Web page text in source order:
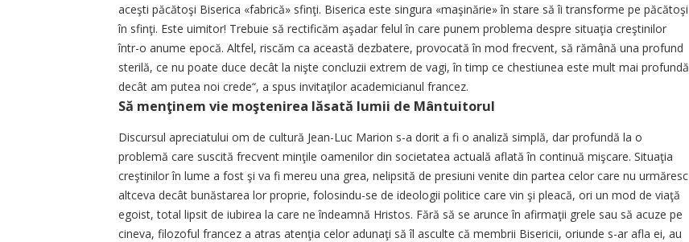
aceşti păcătoşi Biserica «fabrică» sfinţi. Biserica este singura «maşinărie» în stare să îi transforme pe păcătoşi
în sfinţi. Este uimitor! Trebuie să rectificăm aşadar felul în care punem problema despre situaţia creştinilor
într-o anume epocă. Altfel, riscăm ca această dezbatere, provocată în mod frecvent, să rămână una profund
sterilă, ce nu poate duce decât la nişte concluzii extrem de vagi, în timp ce chestiunea este mult mai profundă
decât am putea noi crede“, a spus invitaţilor academicianul francez.
Să menţinem vie moştenirea lăsată lumii de Mântuitorul
Discursul apreciatului om de cultură Jean-Luc Marion s-a dorit a fi o analiză simplă, dar profundă la o
problemă care suscită frecvent minţile oamenilor din societatea actuală aflată în continuă mişcare. Situaţia
creştinilor în lume a fost şi va fi mereu una grea, nelipsită de presiuni venite din partea celor care nu urmăresc
altceva decât bunăstarea lor proprie, folosindu-se de ideologii politice care vin şi pleacă, ori un mod de viaţă
egoist, total lipsit de iubirea la care ne îndeamnă Hristos. Fără să se arunce în afirmaţii grele sau să acuze pe
cineva, filozoful francez a atras atenţia celor adunaţi să îl asculte că membrii Bisericii, oriunde s-ar afla ei, au